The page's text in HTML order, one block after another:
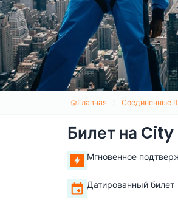
Главная Соединенные
Билет на
Мгновенное
Датированный билет